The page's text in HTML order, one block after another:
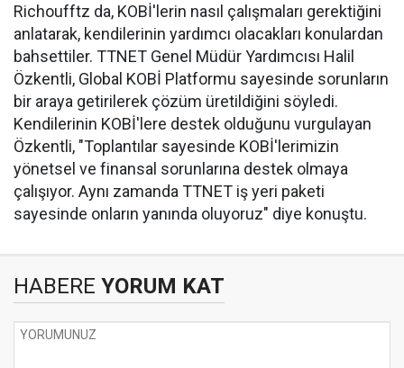
Richoufftz da, KOBİ'lerin nasıl çalışmaları gerektiğini
anlatarak, kendilerinin yardımcı olacakları konulardan
bahsettiler. TTNET Genel Müdür Yardımcısı Halil
Özkentli, Global KOBİ Platformu sayesinde sorunların
bir araya getirilerek çözüm üretildiğini söyledi.
Kendilerinin KOBİ'lere destek olduğunu vurgulayan
Özkentli, "Toplantılar sayesinde KOBİ'lerimizin
yönetsel ve finansal sorunlarına destek olmaya
çalışıyor. Aynı zamanda TTNET iş yeri paketi
sayesinde onların yanında oluyoruz" diye konuştu.
HABERE YORUM KAT